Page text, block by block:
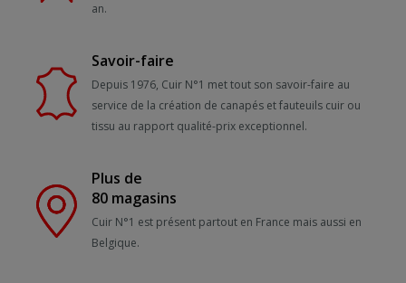
an.
Savoir-faire
Depuis 1976, Cuir N°1 met tout son savoir-faire au
service de la création de canapés et fauteuils cuir ou
tissu au rapport qualité-prix exceptionnel.
Plus de
80 magasins
Cuir N°1 est présent partout en France mais aussi en
Belgique.